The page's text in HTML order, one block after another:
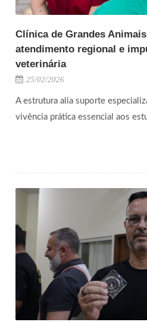
Clínica de Grandes
atendimento regional e
veterinária
25/02/2026
A estrutura alia suporte
vivência prática essencial aos